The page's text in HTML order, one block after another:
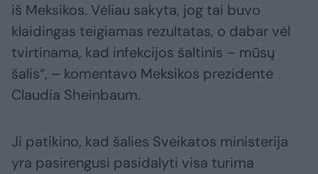
iš Meksikos. Vėliau sakyta, jog tai buvo
klaidingas teigiamas rezultatas, o dabar vėl
tvirtinama, kad infekcijos šaltinis – mūsų
šalis“, – komentavo Meksikos prezidentė
Claudia Sheinbaum.
Ji patikino, kad šalies Sveikatos ministerija
yra pasirengusi pasidalyti visa turima